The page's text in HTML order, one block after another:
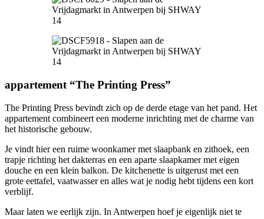
appartement “The Printing Press”
The Printing Press bevindt zich op de derde etage van het pand. Het
appartement combineert een moderne inrichting met de charme van
het historische gebouw.
Je vindt hier een ruime woonkamer met slaapbank en zithoek, een
trapje richting het dakterras en een aparte slaapkamer met eigen
douche en een klein balkon. De kitchenette is uitgerust met een
grote eettafel, vaatwasser en alles wat je nodig hebt tijdens een kort
verblijf.
Maar laten we eerlijk zijn. In Antwerpen hoef je eigenlijk niet te